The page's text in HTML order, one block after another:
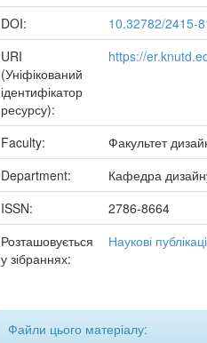
DOI:
10.32782/2415-
URI
(Уніфікований
ідентифікатор
ресурсу):
https://
Faculty:
Факультет
Department:
Кафедра
ISSN:
2786-8664
Розташовується
у зібраннях:
Наукові
Файли цього матеріалу: